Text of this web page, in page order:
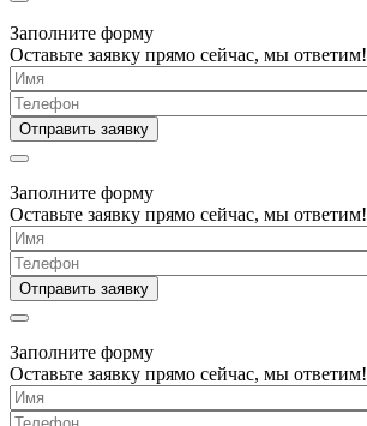
Заполните форму
Оставьте заявку прямо сейчас, мы ответим!
Заполните форму
Оставьте заявку прямо сейчас, мы ответим!
Заполните форму
Оставьте заявку прямо сейчас, мы ответим!